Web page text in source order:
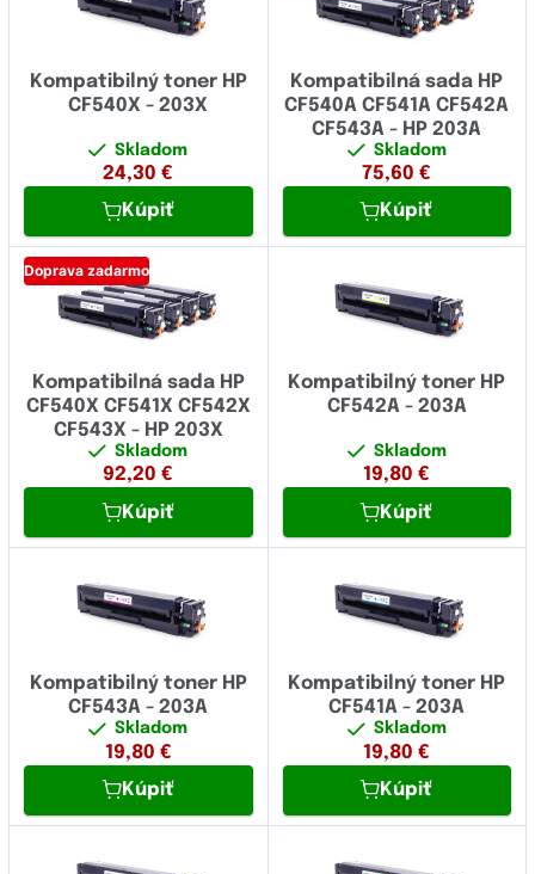
Kompatibilný toner HP
CF540X - 203X
Skladom
24,30 €
Kúpiť
Kompatibilná sada HP
CF540A CF541A CF542A
CF543A - HP 203A
Skladom
75,60 €
Kúpiť
Doprava zadarmo
Kompatibilná sada HP
CF540X CF541X CF542X
CF543X - HP 203X
Skladom
92,20 €
Kúpiť
Kompatibilný toner HP
CF542A - 203A
Skladom
19,80 €
Kúpiť
Kompatibilný toner HP
CF543A - 203A
Skladom
19,80 €
Kúpiť
Kompatibilný toner HP
CF541A - 203A
Skladom
19,80 €
Kúpiť